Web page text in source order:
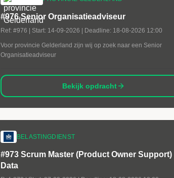
#976 Senior Organisatieadviseur
Ref: #976 | Start: 14-09-2026 | Deadline: 18-08-2026 12:00
Voor provincie Gelderland zijn wij op zoek naar een Senior
Organisatieadviseur
Bekijk opdracht
BELASTINGDIENST
#973 Scrum Master (Product Owner Support)
Data